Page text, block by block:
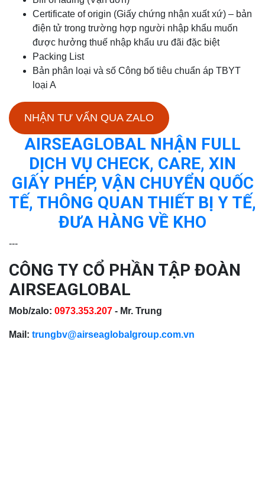
Certificate of origin (Giấy chứng nhận xuất xứ) – bản
điện tử trong trường hợp người nhập khẩu muốn
được hưởng thuế nhập khẩu ưu đãi đặc biệt
Packing List
Bản phân loại và số Công bố tiêu chuẩn áp TBYT
loại A
NHẬN TƯ VẤN QUA ZALO
AIRSEAGLOBAL NHẬN FULL
DỊCH VỤ CHECK, CARE, XIN
GIẤY PHÉP, VẬN CHUYỂN QUỐC
TẾ, THÔNG QUAN THIẾT BỊ Y TẾ,
ĐƯA HÀNG VỀ KHO
---
CÔNG TY CỔ PHẦN TẬP ĐOÀN
AIRSEAGLOBAL
Mob/zalo: 0973.353.207 - Mr. Trung
Mail: trungbv@airseaglobalgroup.com.vn